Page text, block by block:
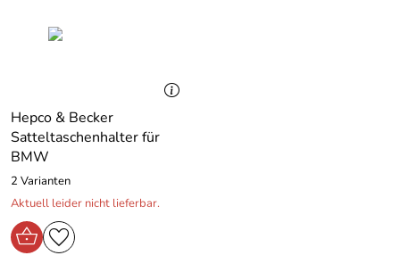
Hepco & Becker
Satteltaschenhalter für
BMW
2 Varianten
Aktuell leider nicht lieferbar.